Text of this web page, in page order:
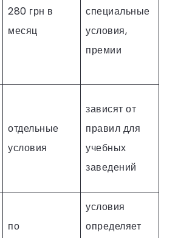
280 грн в
месяц
специальные
условия,
премии
отдельные
условия
зависят от
правил для
учебных
заведений
по
условия
определяет